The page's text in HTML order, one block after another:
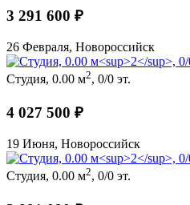
3 291 600 ₽
26 Февраля, Новороссийск
Студия, 0.00 м2, 0/0 эт.
4 027 500 ₽
19 Июня, Новороссийск
Студия, 0.00 м2, 0/0 эт.